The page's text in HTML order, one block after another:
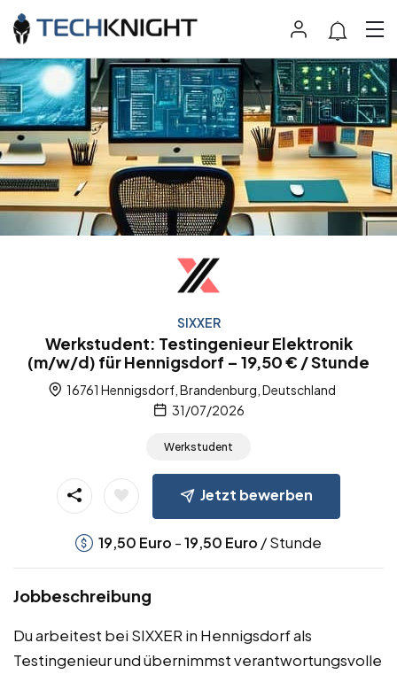
SIXXER
Werkstudent: Testingenieur Elektronik
(m/w/d) für Hennigsdorf – 19,50 € / Stunde
16761 Hennigsdorf, Brandenburg, Deutschland
31/07/2026
Werkstudent
Jetzt bewerben
19,50 Euro -19,50 Euro / Stunde
Jobbeschreibung
Du arbeitest bei SIXXER in Hennigsdorf als
Testingenieur und übernimmst verantwortungsvolle